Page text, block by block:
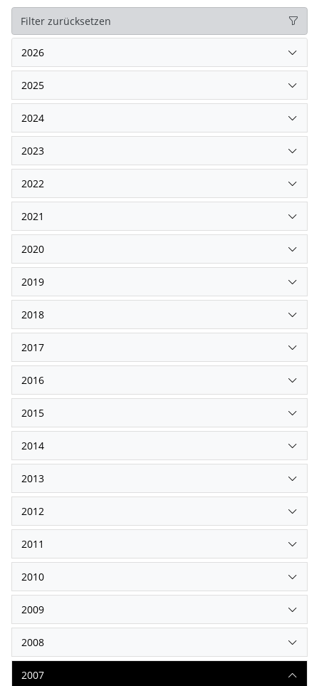
Filter zurücksetzen
2026
2025
2024
2023
2022
2021
2020
2019
2018
2017
2016
2015
2014
2013
2012
2011
2010
2009
2008
2007